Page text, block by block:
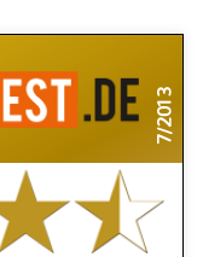
7/2013